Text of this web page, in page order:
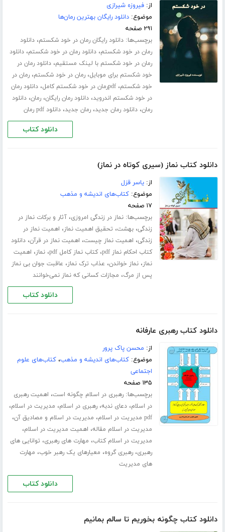
از:فیروزه شیرازی
موضوع:دانلود رایگان بهترین رمان‌ها
۲۹۱ صفحه
برچسب‌ها:دانلود رایگان رمان در خود شکستم،دانلود
رمان در خود شکستم،دانلود رمان در خود شکستم،دانلود
رمان در خود شکستم با لینک مستقیم،دانلود رمان در
خود شکستم برای موبایل،رمان در خود شکستم،رمان در
خود شکستم،pdfرمان در خود شکستم کامل ،دانلود رمان
در خود شکستم اندروید،دانلود رمان رایگان،رمان،دانلود
رمان،دانلود رمان جدید،رمان جدید،دانلود pdf رمان
دانلود کتاب
دانلود کتاب نماز (سیری کوتاه در نماز)
از:یاسر قزل
موضوع:کتاب‌های اندیشه و مذهب
۱۷ صفحه
برچسب‌ها:نماز در زندگی امروزی،آثار و برکات نماز در
زندگی،بهشت، تحقیق اهمیت نماز، اهمیت نماز در
زندگی، اهمیت نماز چیست، اهمیت نماز در قرآن،دانلود
کتاب احکام نماز pdf
،کتاب نماز کامل pdf ،نماز، اهمیت
نماز،نماز خواندن، عذاب ترک نماز، عاقبت جوان بی نماز
پس از مرگ، مجازات کسانی که نماز نمی‌خوانند
دانلود کتاب
دانلود کتاب رهبری عارفانه
از: محسن پاک پرور
موضوع:کتاب‌های اندیشه و مذهب،کتاب‌های علوم
اجتماعی
۱۳۵ صفحه
برچسب‌ها:رهبری در اسلام چگونه است، اهمیت رهبری
در اسلام،دعای ندبه،رهبری در اسلام، مدیریت در اسلام،
pdf مدیریت در اسلام ، مدیریت در اسلام و مصادیق آن،
مدیریت در اسلام مقاله، اهمیت مدیریت در اسلام،
مدیریت در اسلام کتاب، مهارت های رهبری، توانایی های
رهبری،رهبری گروه، معیارهای یک رهبر خوب، مهارت
های مدیریت
دانلود کتاب
دانلود کتاب چگونه بخوریم تا سالم بمانیم